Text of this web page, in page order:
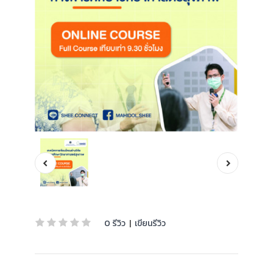
0 รีวิว | เขียนรีวิว